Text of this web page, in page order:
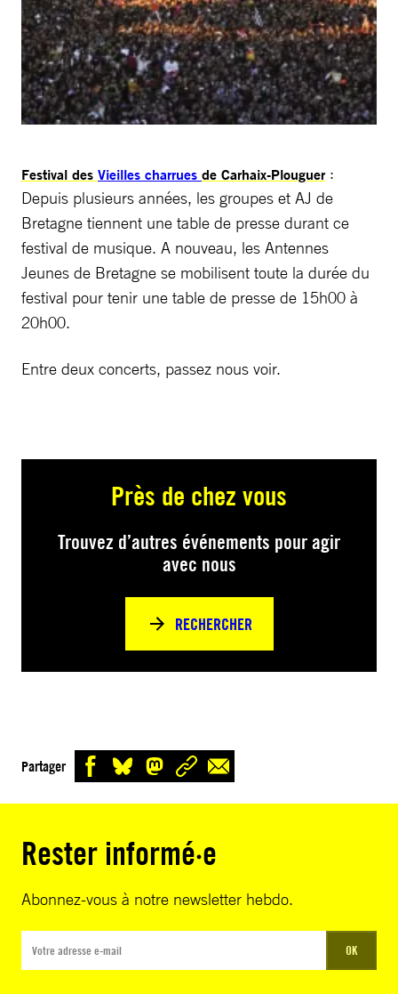
Festival des Vieilles charrues de Carhaix-Plouguer:
Depuis plusieurs années, les groupes et AJ de
Bretagne tiennent une table de presse durant ce
festival de musique. A nouveau, les Antennes
Jeunes de Bretagne se mobilisent toute la durée du
festival pour tenir une table de presse de 15h00 à
20h00.
Entre deux concerts, passez nous voir.
Près de chez vous
Trouvez d’autres événements pour agir
avec nous
RECHERCHER
Partager
Rester informé·e
Abonnez-vous à notre newsletter hebdo.
OK